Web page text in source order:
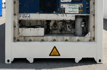
0 в Тамбове?
456084-0?